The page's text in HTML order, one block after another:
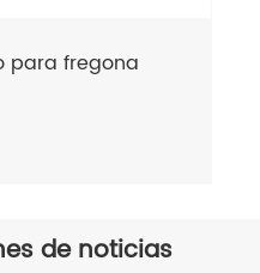
de noticias